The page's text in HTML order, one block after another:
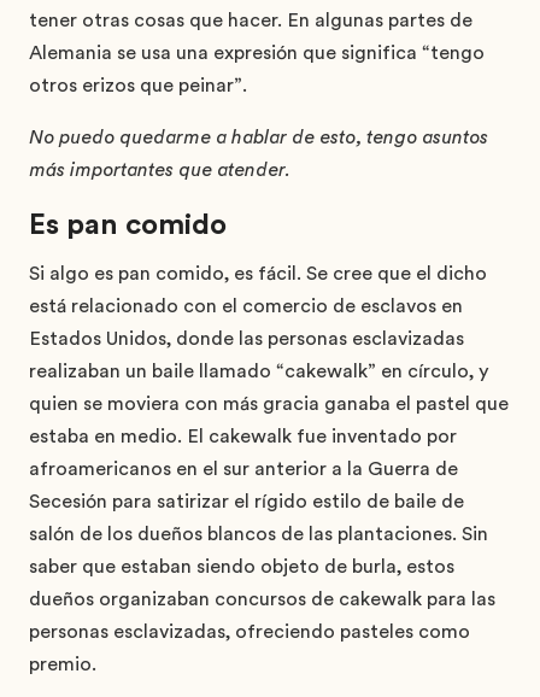
tener otras cosas que hacer. En algunas partes de
Alemania se usa una expresión que significa “tengo
otros erizos que peinar”.
No puedo quedarme a hablar de esto, tengo asuntos
más importantes que atender.
Es pan comido
Si algo es pan comido, es fácil. Se cree que el dicho
está relacionado con el comercio de esclavos en
Estados Unidos, donde las personas esclavizadas
realizaban un baile llamado “cakewalk” en círculo, y
quien se moviera con más gracia ganaba el pastel que
estaba en medio. El cakewalk fue inventado por
afroamericanos en el sur anterior a la Guerra de
Secesión para satirizar el rígido estilo de baile de
salón de los dueños blancos de las plantaciones. Sin
saber que estaban siendo objeto de burla, estos
dueños organizaban concursos de cakewalk para las
personas esclavizadas, ofreciendo pasteles como
premio.